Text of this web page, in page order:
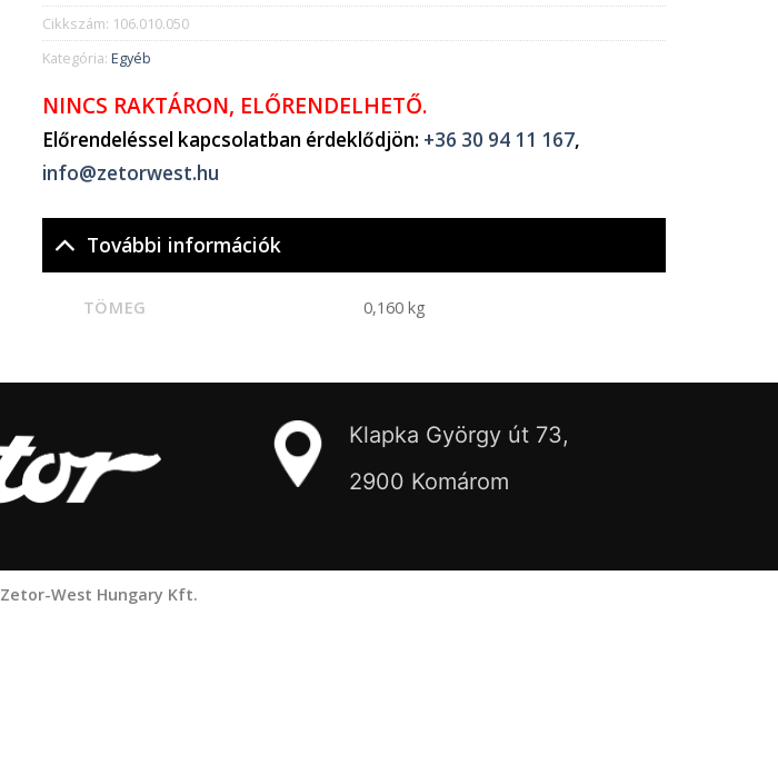
Cikkszám: 106.010.050
Kategória: Egyéb
NINCS RAKTÁRON, ELŐRENDELHETŐ.
Előrendeléssel kapcsolatban érdeklődjön: +36 30 94 11 167,
info@zetorwest.hu
További információk
TÖMEG 0,160 kg
Klapka György út 73,
2900 Komárom
Zetor-West Hungary Kft.